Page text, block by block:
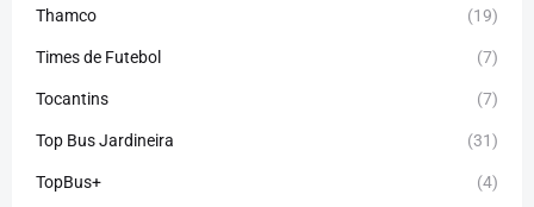
Thamco (19)
Times de Futebol (7)
Tocantins (7)
Top Bus Jardineira (31)
TopBus+ (4)